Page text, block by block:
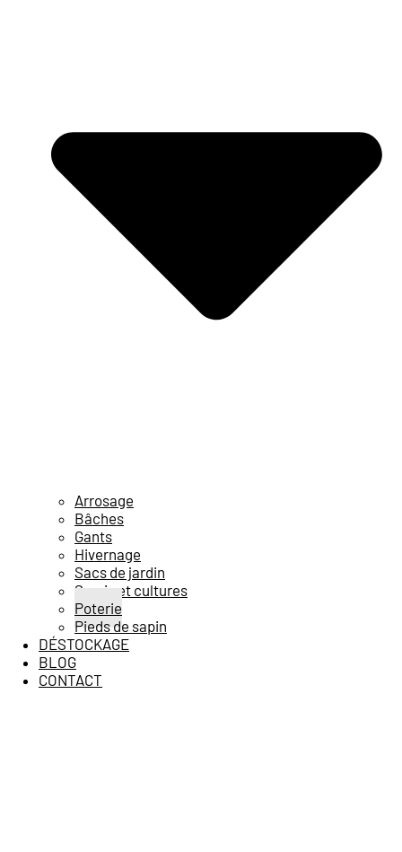
Arrosage
Bâches
Gants
Hivernage
Sacs de jardin
Semis et cultures
Poterie
Pieds de sapin
DÉSTOCKAGE
BLOG
CONTACT